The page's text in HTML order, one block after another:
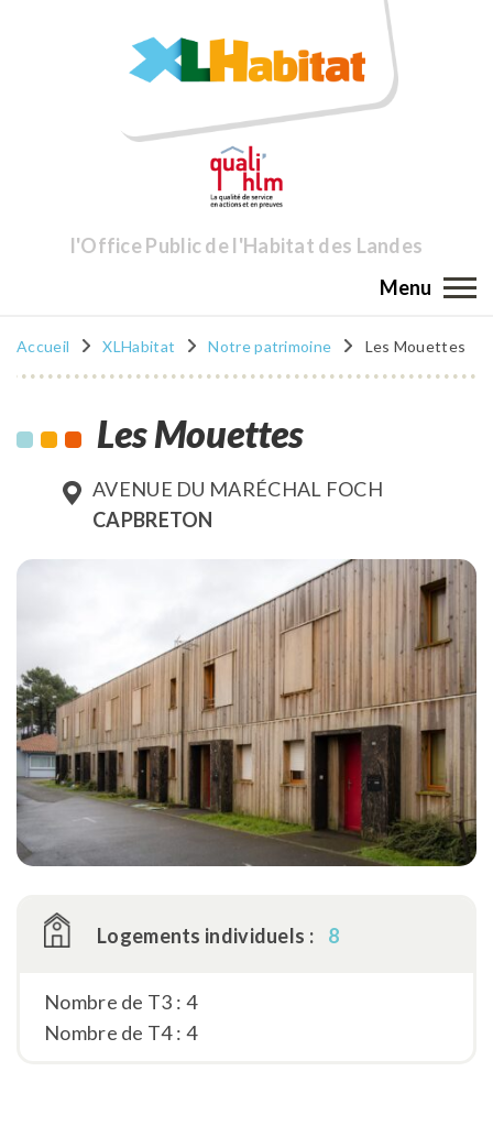
l'Office Public de l'Habitat des Landes
Menu
Accueil XLHabitat Notre patrimoine Les Mouettes
Les Mouettes
AVENUE DU MARÉCHAL FOCH
CAPBRETON
Logements individuels : 8
Nombre de T3 : 4
Nombre de T4 : 4